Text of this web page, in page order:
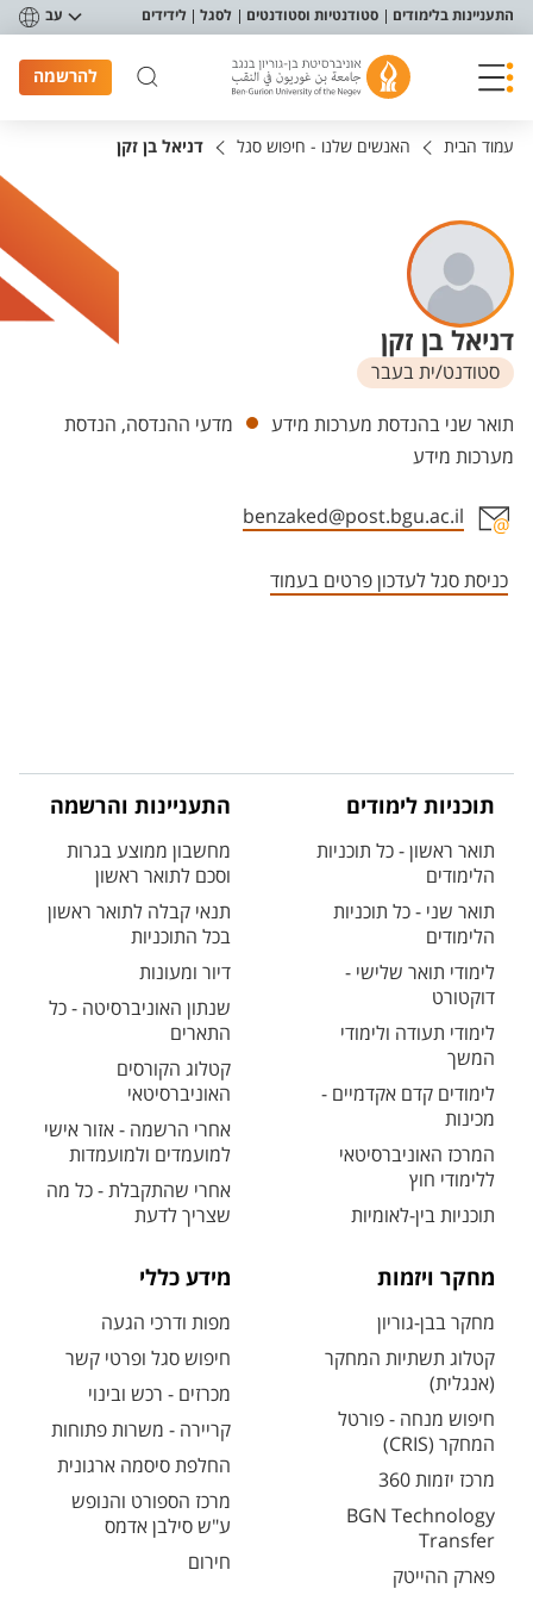
תפריט נגישות
התעניינות בלימודים סטודנטיות וסטודנטים לסגל לידידים עב
להרשמה
עמוד הבית האנשים שלנו - חיפוש סגל דניאל בן זקן
דניאל בן זקן
סטודנט/ית בעבר
יחידות
תואר שני בהנדסת מערכות מידע
מדעי ההנדסה, הנדסת
מערכות מידע
benzaked@post.bgu.ac.il
כניסת סגל לעדכון פרטים בעמוד
תוכניות לימודים
תואר ראשון - כל תוכניות
הלימודים
תואר שני - כל תוכניות
הלימודים
לימודי תואר שלישי -
דוקטורט
לימודי תעודה ולימודי
המשך
לימודים קדם אקדמיים -
מכינות
המרכז האוניברסיטאי
ללימודי חוץ
תוכניות בין-לאומיות
התעניינות והרשמה
מחשבון ממוצע בגרות
וסכם לתואר ראשון
תנאי קבלה לתואר ראשון
בכל התוכניות
דיור ומעונות
שנתון האוניברסיטה - כל
התארים
קטלוג הקורסים
האוניברסיטאי
אחרי הרשמה - אזור אישי
למועמדים ולמועמדות
אחרי שהתקבלת - כל מה
שצריך לדעת
מחקר ויזמות
מחקר בבן-גוריון
קטלוג תשתיות המחקר
(אנגלית)
חיפוש מנחה - פורטל
המחקר (CRIS)
מרכז יזמות 360
BGN Technology
Transfer
פארק ההייטק
מידע כללי
מפות ודרכי הגעה
חיפוש סגל ופרטי קשר
מכרזים - רכש ובינוי
קריירה - משרות פתוחות
החלפת סיסמה ארגונית
מרכז הספורט והנופש
ע"ש סילבן אדמס
חירום